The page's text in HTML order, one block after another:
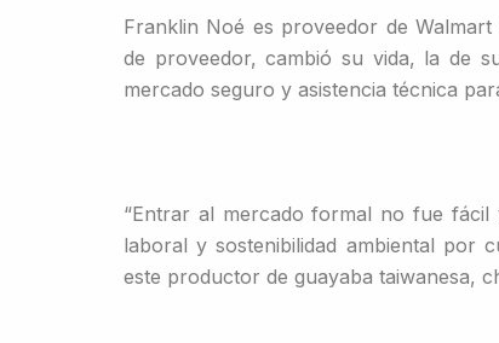
Franklin Noé es proveedor de
de proveedor, cambió su vida, la de
mercado seguro y asistencia técnica
“Entrar al mercado formal no fue fácil
laboral y sostenibilidad ambiental por
este productor de guayaba taiwanesa,